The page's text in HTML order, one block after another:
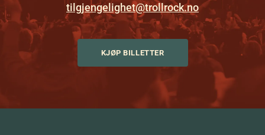
tilgjengelighet@trollrock.no
KJØP BILLETTER